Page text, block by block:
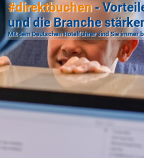
#direktbuchen-
und die Branche
Mit dem Deutschen Hotelführer sind Sie immer